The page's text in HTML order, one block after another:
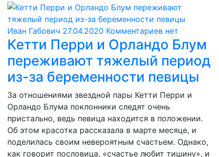
Иван Габович 27.04.2020 Комментариев нет
Кетти Перри и Орландо Блум
переживают тяжелый период
из-за беременности певицы
За отношениями звездной пары Кетти Перри и
Орландо Блума поклонники следят очень
пристально, ведь певица находится в положении.
Об этом красотка рассказала в марте месяце, и
поделилась своим невероятным счастьем. Однако,
как говорит пословица, «счастье любит тишину», и